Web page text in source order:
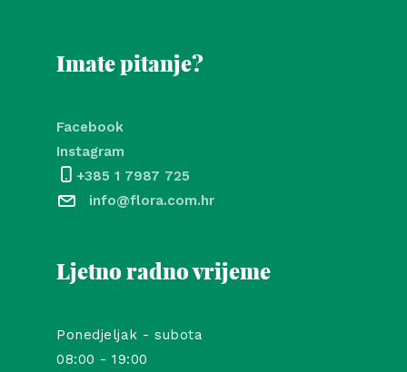
Imate pitanje?
Facebook
Instagram
+385 1 7987 725
info@flora.com.hr
Ljetno radno vrijeme
Ponedjeljak - subota
08:00 - 19:00